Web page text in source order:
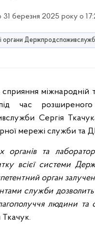
31 березня 2025 року о
органи
час розширеного
Сергія
мережі служби та
органів та
всієї системи
орган
служби дозволить
людини та
Ткачук.